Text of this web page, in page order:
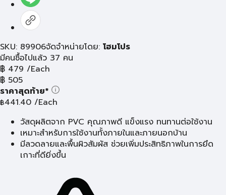
SKU: 89906จัดจำหน่ายโดย: โฮมโปร
มีคนซื้อไปแล้ว 37 คน
฿ 479 /Each
฿ 505
ราคาสุดท้าย*
฿441.40 /Each
วัสดุผลิตจาก PVC คุณภาพดี แข็งแรง ทนทานต่อใช้งาน
เหมาะสำหรับการใช้งานทั้งภายในและภายนอกบ้าน
มีลวดลายและพื้นผิวสัมผัส ช่วยเพิ่มประสิทธิภาพในการยึด
เกาะที่ดียิ่งขึ้น